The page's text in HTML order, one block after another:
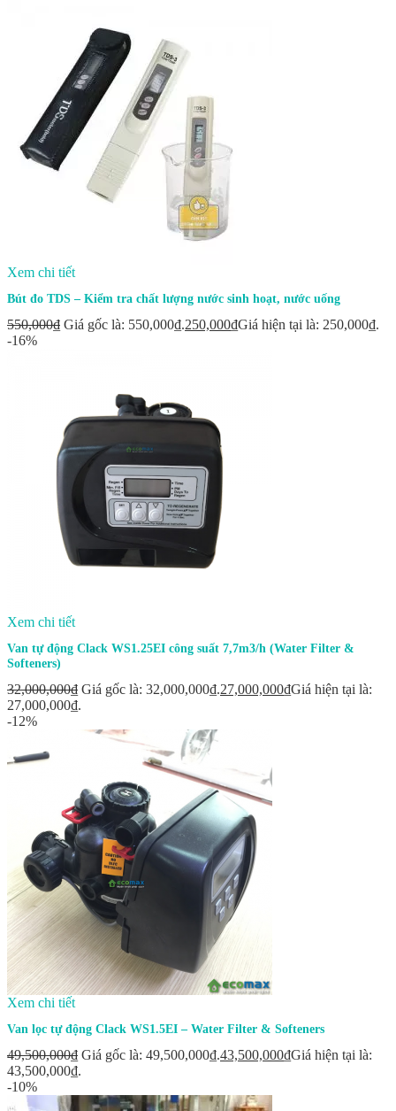
Xem chi tiết
Bút đo TDS – Kiểm tra chất lượng nước sinh hoạt, nước uống
550,000₫ Giá gốc là: 550,000₫.250,000₫Giá hiện tại là: 250,000₫.
-16%
Xem chi tiết
Van tự động Clack WS1.25EI công suất 7,7m3/h (Water Filter &
Softeners)
32,000,000₫ Giá gốc là: 32,000,000₫.27,000,000₫Giá hiện tại là:
27,000,000₫.
-12%
Xem chi tiết
Van lọc tự động Clack WS1.5EI – Water Filter & Softeners
49,500,000₫ Giá gốc là: 49,500,000₫.43,500,000₫Giá hiện tại là:
43,500,000₫.
-10%